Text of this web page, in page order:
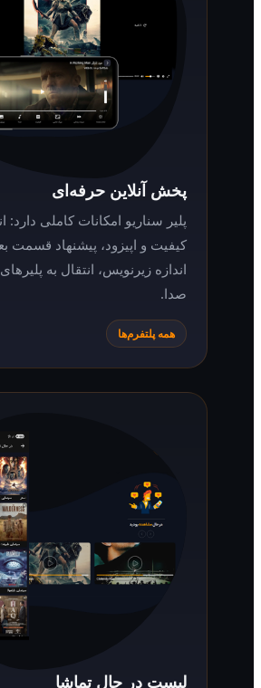
پخش آنلاین حرفه‌ای
پلیر سناریو امکانات کاملی دارد: انتخاب
کیفیت و اپیزود، پیشنهاد قسمت بعدی، تغییر
اندازه زیرنویس، انتقال به پلیرهای دیگر و تغییر
همه پلتفرم‌ها
لیست در حال تماشا